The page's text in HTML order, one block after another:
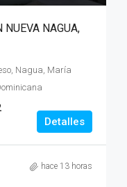
NUEVA NAGUA,
Nagua, María
Detalles
hace 13 horas